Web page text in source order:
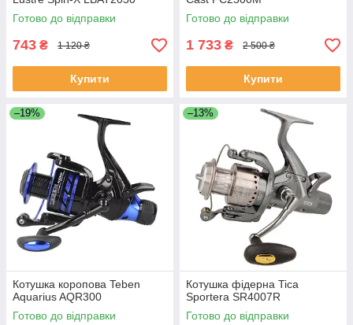
Готово до відправки
743 ₴ 1 120 ₴
Купити
Готово до відправки
1 733 ₴ 2 500 ₴
Купити
–19%
Котушка коропова Teben
Aquarius AQR300
Готово до відправки
–13%
Котушка фідерна Tica
Sportera SR4007R
Готово до відправки